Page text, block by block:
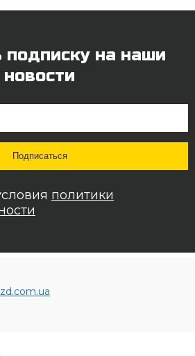
на наши
новости
политики